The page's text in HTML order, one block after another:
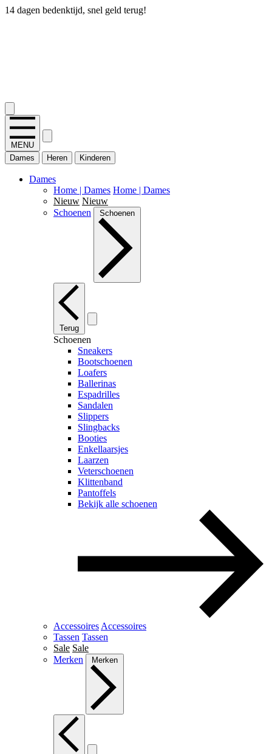
14 dagen bedenktijd, snel geld terug!
MENU
Dames
Heren Kinderen
Dames
Home | Dames Home | Dames
Nieuw Nieuw
Schoenen
Schoenen
Terug
Schoenen
Sneakers
Bootschoenen
Loafers
Ballerinas
Espadrilles
Sandalen
Slippers
Slingbacks
Booties
Enkellaarsjes
Laarzen
Veterschoenen
Klittenband
Pantoffels
Bekijk alle schoenen
Accessoires Accessoires
Tassen Tassen
Sale Sale
Merken
Merken